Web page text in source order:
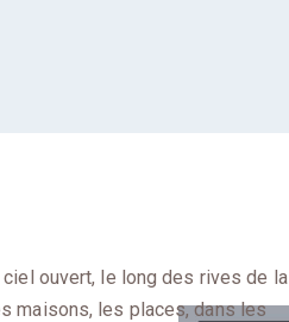
ouvert, le long des rives de la
maisons, les places, dans les